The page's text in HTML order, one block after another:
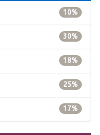
10%
30%
18%
25%
17%